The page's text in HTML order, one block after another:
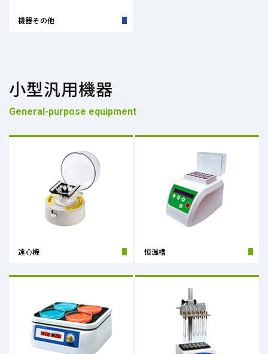
機器その他
小型汎用機器
General-purpose equipment
遠心機 恒温槽